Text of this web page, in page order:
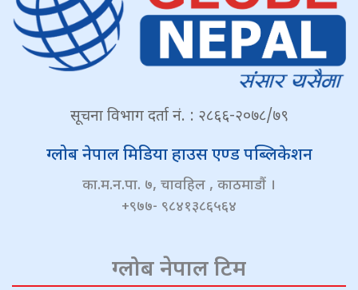
सूचना विभाग दर्ता नं. : २८६६-२०७८/७९
ग्लोब नेपाल मिडिया हाउस एण्ड पब्लिकेशन
का.म.न.पा. ७, चावहिल , काठमाडौं ।
+९७७- ९८४१३८६५६४
ग्लोब नेपाल टिम